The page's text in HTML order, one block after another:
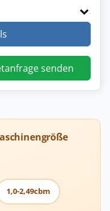
senden
1,0-2,49cbm